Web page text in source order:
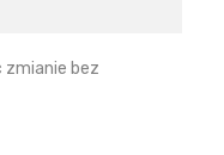
zmianie bez